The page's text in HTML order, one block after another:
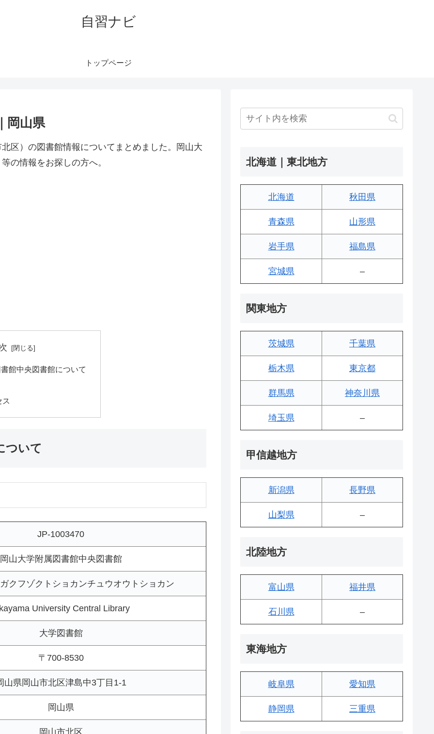
自習ナビ
トップページ
岡山県
区）の図書館情報についてまとめました。岡山大
の情報をお探しの方へ。
館中央図書館について
ス
ついて
JP-1003470
岡山大学附属図書館中央図書館
クフゾクトショカンチュウオウトショカン
University Central Library
大学図書館
〒700-8530
山県岡山市北区津島中3丁目1-1
岡山県
岡山市北区
北海道｜東北地方
北海道 秋田県
青森県 山形県
岩手県 福島県
宮城県 –
関東地方
茨城県 千葉県
栃木県 東京都
群馬県 神奈川県
埼玉県 –
甲信越地方
新潟県 長野県
山梨県 –
北陸地方
富山県 福井県
石川県 –
東海地方
岐阜県 愛知県
静岡県 三重県